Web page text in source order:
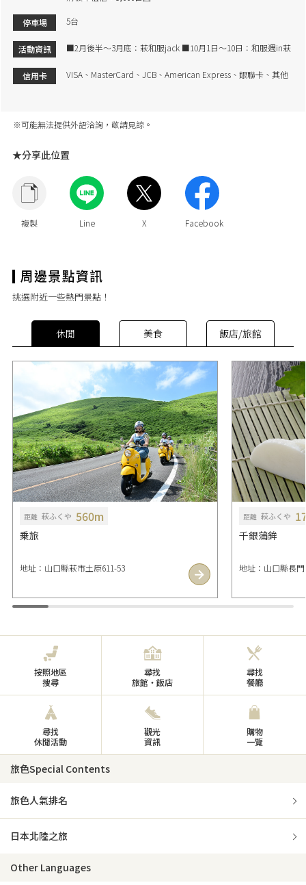
停車場 5台
活動資訊 ■2月後半～3月底：萩和服jack ■10月1日～10日：和服週in萩
信用卡 VISA、MasterCard、JCB、American Express、銀聯卡、其他
※可能無法提供外語洽詢，敬請見諒。
★分享此位置
挑選附近一些熱門景點！
休閒 美食 飯店/旅館
距離 萩ふくや 560m
乗旅
地址：山口縣萩市土原611-53
距離 萩ふくや
千銀蒲鉾
地址：山口縣長
按照地區
搜尋
尋找
旅館・飯店
尋找
餐廳
尋找
休閒活動
觀光
資訊
購物
一覽
旅色Special Contents
旅色人氣排名
日本北陸之旅
Other Languages